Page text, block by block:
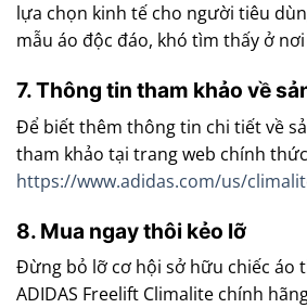
lựa chọn kinh tế cho người tiêu
mẫu áo độc đáo, khó tìm thấy ở nơi
7. Thông tin tham khảo về
Để biết thêm thông tin chi tiết về
tham khảo tại trang web chính thức
https://www.adidas.com/us/
8. Mua ngay thôi kẻo lỡ
Đừng bỏ lỡ cơ hội sở hữu chiếc áo
ADIDAS Freelift Climalite chính